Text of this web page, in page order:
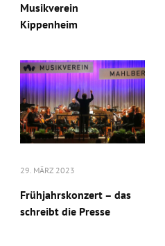
Musikverein
Kippenheim
29. MÄRZ 2023
Frühjahrskonzert – das
schreibt die Presse